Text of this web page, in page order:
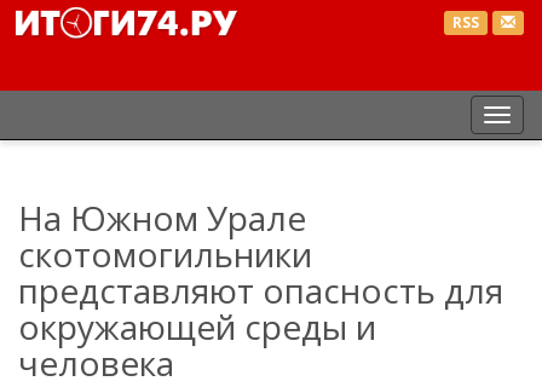
RSS
На Южном Урале
скотомогильники
представляют опасность для
окружающей среды и
человека